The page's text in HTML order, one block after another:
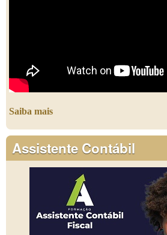
Saiba mais
Assistente Contábil